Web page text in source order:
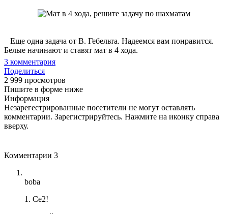
Еще одна задача от В. Гебельта. Надеемся вам понравится.
Белые начинают и ставят мат в 4 хода.
3 комментария
Поделиться
2 999 просмотров
Пишите в форме ниже
Информация
Незарегестрированные посетители не могут оставлять
комментарии. Зарегистрируйтесь. Нажмите на иконку справа
вверху.
Комментарии 3
boba
1. Ce2!